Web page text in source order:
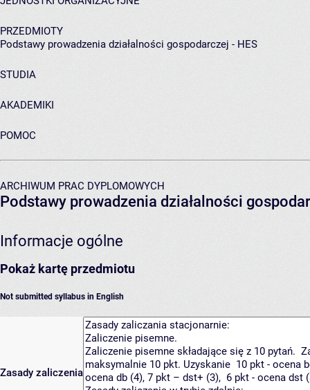
PRZEDMIOTY
Podstawy prowadzenia działalności gospodarczej - HES
STUDIA
AKADEMIKI
POMOC
ARCHIWUM PRAC DYPLOMOWYCH
Podstawy prowadzenia działalności
Informacje ogólne
Pokaż kartę przedmiotu
Not submitted syllabus in English
Zasady zaliczenia